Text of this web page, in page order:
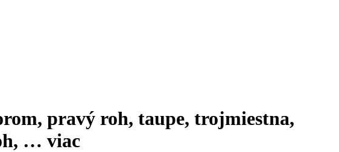
pravý roh, taupe, trojmiestna,
, … viac